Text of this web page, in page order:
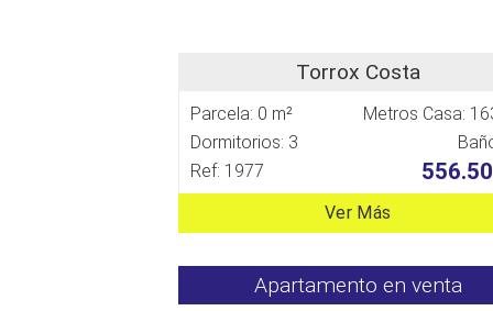
Torrox Costa
Parcela: 0 m²
Metros Casa:
Dormitorios: 3
Ref: 1977
Ver Más
Apartamento en venta